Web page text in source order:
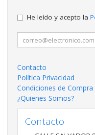
He leído y acepto la
Contacto
Política Privacidad
Condiciones de Compra
¿Quienes Somos?
Contacto